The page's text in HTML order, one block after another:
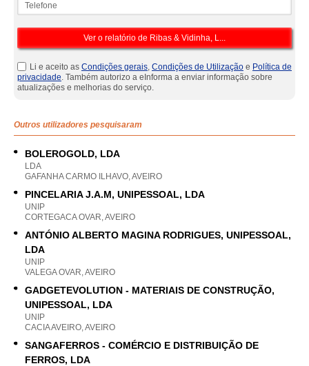
Li e aceito as Condições gerais, Condições de Utilização e Política de
privacidade. Também autorizo a eInforma a enviar informação sobre
atualizações e melhorias do serviço.
Outros utilizadores pesquisaram
BOLEROGOLD, LDA
LDA
GAFANHA CARMO ILHAVO, AVEIRO
PINCELARIA J.A.M, UNIPESSOAL, LDA
UNIP
CORTEGACA OVAR, AVEIRO
ANTÓNIO ALBERTO MAGINA RODRIGUES, UNIPESSOAL,
LDA
UNIP
VALEGA OVAR, AVEIRO
GADGETEVOLUTION - MATERIAIS DE CONSTRUÇÃO,
UNIPESSOAL, LDA
UNIP
CACIA AVEIRO, AVEIRO
SANGAFERROS - COMÉRCIO E DISTRIBUIÇÃO DE
FERROS, LDA